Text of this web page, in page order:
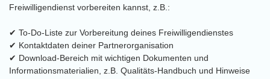
Freiwilligendienst vorbereiten kannst, z.B.:
✔ To-Do-Liste zur Vorbereitung deines Freiwilligendienstes
✔ Kontaktdaten deiner Partnerorganisation
✔ Download-Bereich mit wichtigen Dokumenten und
Informationsmaterialien, z.B. Qualitäts-Handbuch und Hinweise